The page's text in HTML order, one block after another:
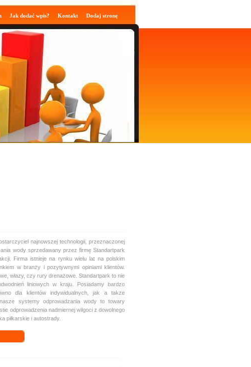
Jak dodać wpis? Kontakt Dodaj stronę
najnowszej technologii, przeznaczonej
wody sprzedawany przez firmę Standartpark
Firma istnieje na rynku wielu lat na polskim
w branży i pozytywnymi opiniami klientów.
włazy, czy rury drenażowe. Standartpark to nie
liniowych w kraju. Posiadamy bardzo
dla klientów indywidualnych, jak a także
systemy odprowadzania wody to towary
odprowadzenia nadmiernej wilgoci z dowolnego
piłkarskie i autostrady.